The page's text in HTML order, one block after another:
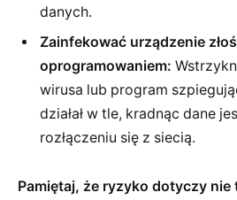
danych.
Zainfekować urządzenie
oprogramowaniem:
wirusa lub program
działał w tle, kradnąc dane
rozłączeniu się z siecią.
Pamiętaj, że ryzyko dotyczy